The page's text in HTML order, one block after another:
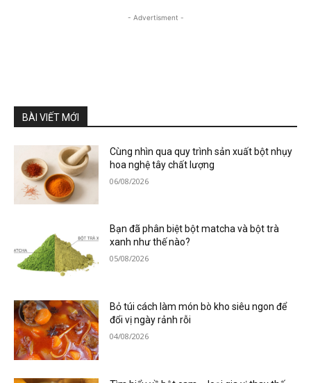
- Advertisment -
BÀI VIẾT MỚI
Cùng nhìn qua quy trình sản xuất bột nhụy
hoa nghệ tây chất lượng
06/08/2026
Bạn đã phân biệt bột matcha và bột trà
xanh như thế nào?
05/08/2026
Bỏ túi cách làm món bò kho siêu ngon để
đổi vị ngày rảnh rỗi
04/08/2026